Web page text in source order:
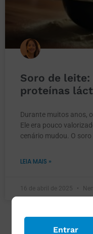
Soro de
proteínas
Durante muitos anos,
Ele era pouco
cenário mudou. O soro
LEIA MAIS »
16 de abril de 2025
Entrar